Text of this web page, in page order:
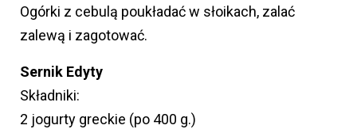
Ogórki z cebulą poukładać w słoikach, zalać
zalewą i zagotować.
Sernik Edyty
Składniki:
2 jogurty greckie (po 400 g.)